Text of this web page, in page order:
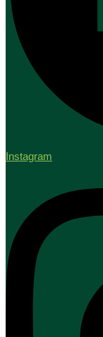
Instagram